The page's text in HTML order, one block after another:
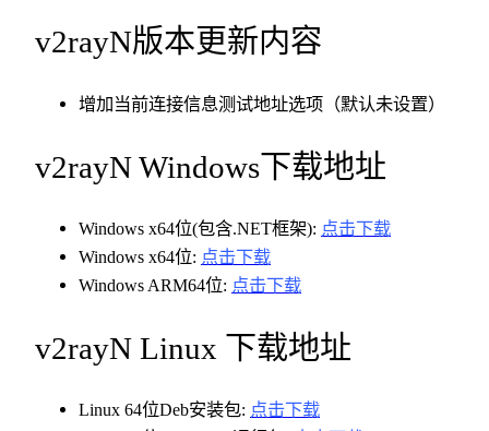
v2rayN版本更新内容
增加当前连接信息测试地址选项（默认未设置）
v2rayN Windows下载地址
Windows x64位(包含.NET框架): 点击下载
Windows x64位: 点击下载
Windows ARM64位: 点击下载
v2rayN Linux 下载地址
Linux 64位Deb安装包: 点击下载